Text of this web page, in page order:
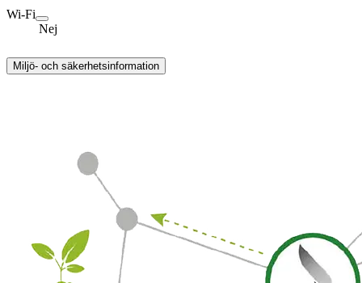
Wi-Fi
Nej
Miljö- och säkerhetsinformation